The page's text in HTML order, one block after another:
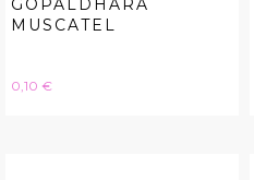
GOPALDHARA
MUSCATEL
Hinta
0,10 €